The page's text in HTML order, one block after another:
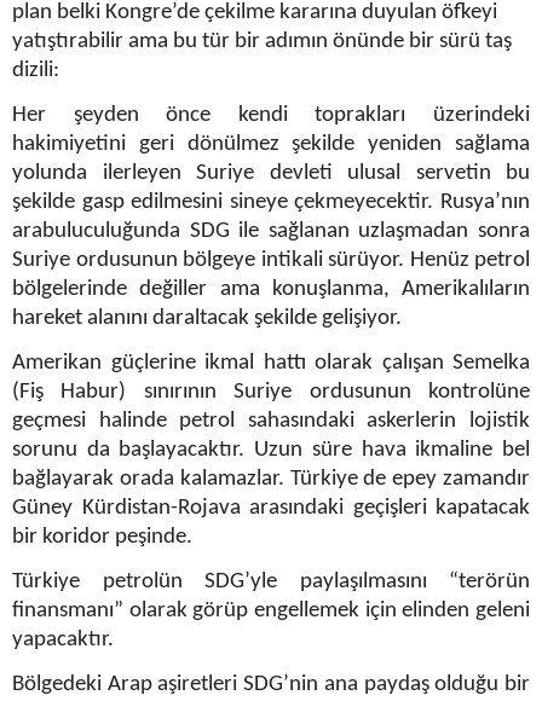
plan belki Kongre’de çekilme kararına duyulan öfkeyi
yatıştırabilir ama bu tür bir adımın önünde bir sürü taş
dizili:
Her şeyden önce kendi toprakları üzerindeki
hakimiyetini geri dönülmez şekilde yeniden sağlama
yolunda ilerleyen Suriye devleti ulusal servetin bu
şekilde gasp edilmesini sineye çekmeyecektir. Rusya’nın
arabuluculuğunda SDG ile sağlanan uzlaşmadan sonra
Suriye ordusunun bölgeye intikali sürüyor. Henüz petrol
bölgelerinde değiller ama konuşlanma, Amerikalıların
hareket alanını daraltacak şekilde gelişiyor.
Amerikan güçlerine ikmal hattı olarak çalışan Semelka
(Fiş Habur) sınırının Suriye ordusunun kontrolüne
geçmesi halinde petrol sahasındaki askerlerin lojistik
sorunu da başlayacaktır. Uzun süre hava ikmaline bel
bağlayarak orada kalamazlar. Türkiye de epey zamandır
Güney Kürdistan-Rojava arasındaki geçişleri kapatacak
bir koridor peşinde.
Türkiye petrolün SDG’yle paylaşılmasını “terörün
finansmanı” olarak görüp engellemek için elinden geleni
yapacaktır.
Bölgedeki Arap aşiretleri SDG’nin ana paydaş olduğu bir